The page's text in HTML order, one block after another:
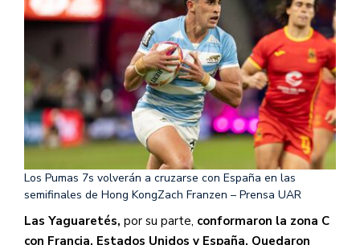
Los Pumas 7s volverán a cruzarse con España en las
semifinales de Hong KongZach Franzen – Prensa UAR
Las Yaguaretés, por su parte, conformaron la zona C
con Francia, Estados Unidos y España. Quedaron